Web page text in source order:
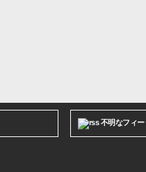
不明なフィー